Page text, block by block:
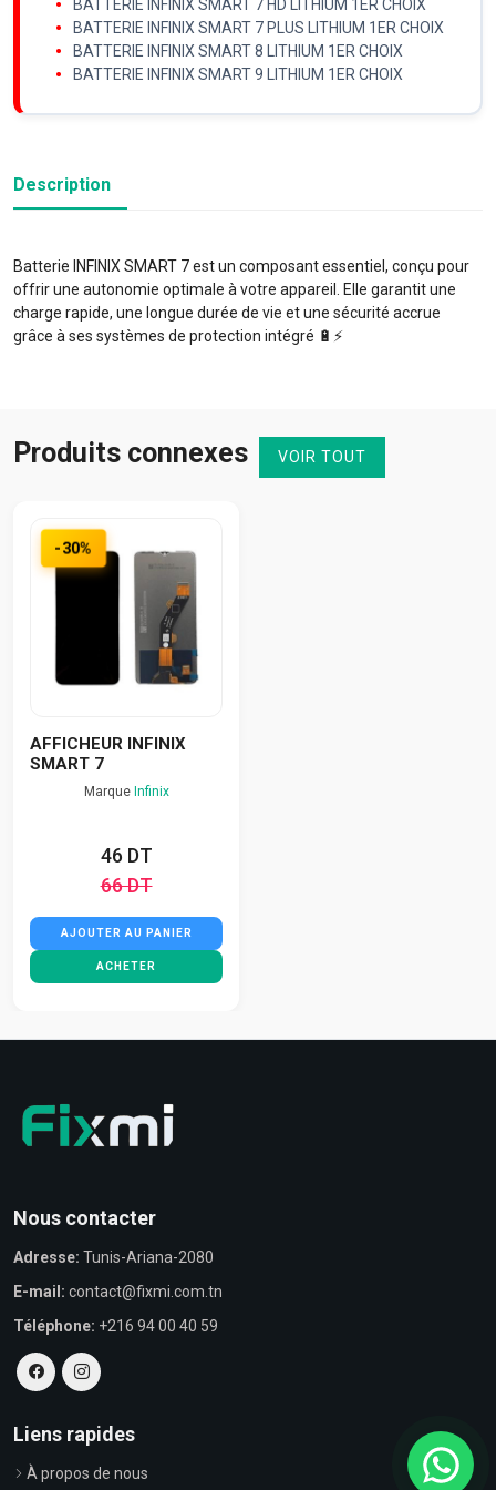
BATTERIE INFINIX SMART 7 HD LITHIUM 1ER CHOIX
BATTERIE INFINIX SMART 7 PLUS LITHIUM 1ER CHOIX
BATTERIE INFINIX SMART 8 LITHIUM 1ER CHOIX
BATTERIE INFINIX SMART 9 LITHIUM 1ER CHOIX
Description
Batterie INFINIX SMART 7 est un composant essentiel, conçu pour
offrir une autonomie optimale à votre appareil. Elle garantit une
charge rapide, une longue durée de vie et une sécurité accrue
grâce à ses systèmes de protection intégré 🔋⚡️
Produits connexes VOIR TOUT
-30%
AFFICHEUR INFINIX
SMART 7
Marque Infinix
46 DT
66 DT
AJOUTER AU PANIER
ACHETER
Nous contacter
Adresse: Tunis-Ariana-2080
E-mail: contact@fixmi.com.tn
Téléphone: +216 94 00 40 59
Liens rapides
À propos de nous